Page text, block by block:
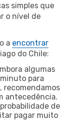
simples que
o nível de
a encontrar
do Chile:
algumas
para
recomendamos
antecedência.
de
pagar muito